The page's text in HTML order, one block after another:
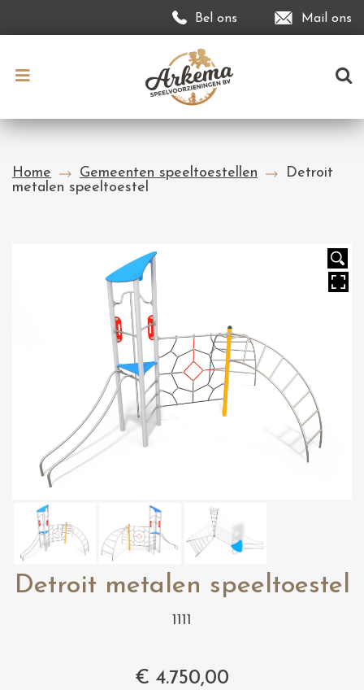
Bel ons Mail ons
Home Gemeenten speeltoestellen
Detroit
metalen speeltoestel
Detroit metalen speeltoestel
1111
€ 4.750,00